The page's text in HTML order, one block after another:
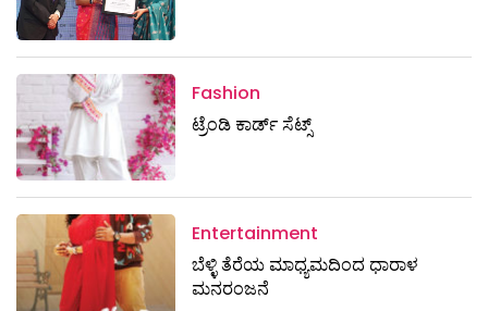
Fashion
ಟ್ರೆಂಡಿ ಕಾರ್ಡ್‌ ಸೆಟ್ಸ್
Entertainment
ಬೆಳ್ಳಿ ತೆರೆಯ ಮಾಧ್ಯಮದಿಂದ ಧಾರಾಳ
ಮನರಂಜನೆ